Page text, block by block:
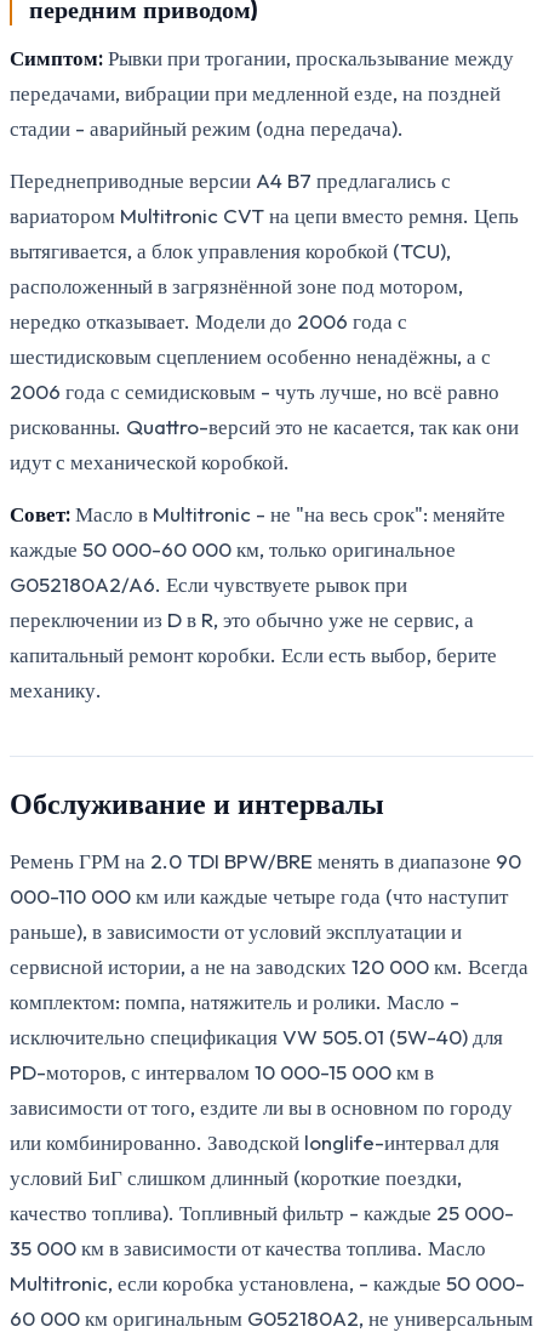
передним приводом)
Симптом:Рывки при трогании, проскальзывание между
передачами, вибрации при медленной езде, на поздней
стадии - аварийный режим (одна передача).
Переднеприводные версии A4 B7 предлагались с
вариатором Multitronic CVT на цепи вместо ремня. Цепь
вытягивается, а блок управления коробкой (TCU),
расположенный в загрязнённой зоне под мотором,
нередко отказывает. Модели до 2006 года с
шестидисковым сцеплением особенно ненадёжны, а с
2006 года с семидисковым - чуть лучше, но всё равно
рискованны. Quattro-версий это не касается, так как они
идут с механической коробкой.
Совет:Масло в Multitronic - не "на весь срок": меняйте
каждые 50 000-60 000 км, только оригинальное
G052180A2/A6. Если чувствуете рывок при
переключении из D в R, это обычно уже не сервис, а
капитальный ремонт коробки. Если есть выбор, берите
механику.
Обслуживание и интервалы
Ремень ГРМ на 2.0 TDI BPW/BRE менять в диапазоне 90
000-110 000 км или каждые четыре года (что наступит
раньше), в зависимости от условий эксплуатации и
сервисной истории, а не на заводских 120 000 км. Всегда
комплектом: помпа, натяжитель и ролики. Масло -
исключительно спецификация VW 505.01 (5W-40) для
PD-моторов, с интервалом 10 000-15 000 км в
зависимости от того, ездите ли вы в основном по городу
или комбинированно. Заводской longlife-интервал для
условий БиГ слишком длинный (короткие поездки,
качество топлива). Топливный фильтр - каждые 25 000-
35 000 км в зависимости от качества топлива. Масло
Multitronic, если коробка установлена, - каждые 50 000-
60 000 км оригинальным G052180A2, не универсальным